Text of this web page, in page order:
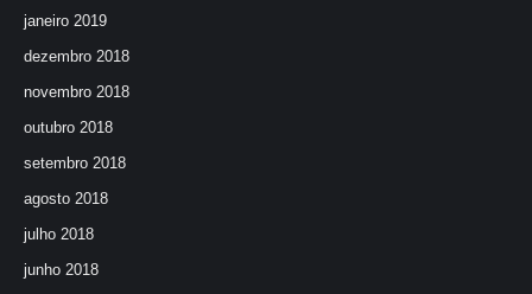
janeiro 2019
dezembro 2018
novembro 2018
outubro 2018
setembro 2018
agosto 2018
julho 2018
junho 2018